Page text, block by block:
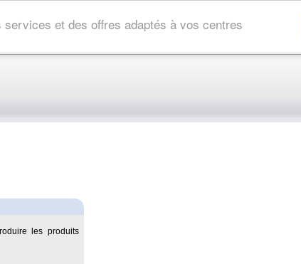
et des offres adaptés à vos centres
les produits